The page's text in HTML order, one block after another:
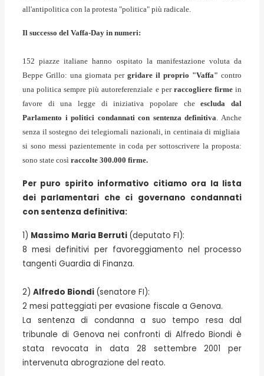
all'antipolitica con la protesta "politica" più radicale.
Il successo del Vaffa-Day in numeri:
152 piazze italiane hanno ospitato la manifestazione voluta da
Beppe Grillo: una giornata per gridare il proprio "Vaffa" contro
una politica sempre più autoreferenziale e per raccogliere firmein
favore di una legge di iniziativa popolare cheescluda dal
Parlamento i politici condannati con sentenza definitiva. Anche
senza il sostegno dei telegiornali nazionali, in centinaia di migliaia
si sono messi pazientemente in coda per sottoscrivere la proposta:
sono state così raccolte 300.000 firme.
Per puro spirito informativo citiamo ora la lista
dei parlamentari che ci governano condannati
con sentenza definitiva:
1) Massimo Maria Berruti (deputato FI):
8 mesi definitivi per favoreggiamento nel processo
tangenti Guardia di Finanza.
2) Alfredo Biondi (senatore FI):
2 mesi patteggiati per evasione fiscale a Genova.
La sentenza di condanna a suo tempo resa dal
tribunale di Genova nei confronti di Alfredo Biondi è
stata revocata in data 28 settembre 2001 per
intervenuta abrograzione del reato.